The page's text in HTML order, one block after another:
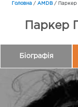
Головна / AMDB / Паркер
Паркер
Біографія